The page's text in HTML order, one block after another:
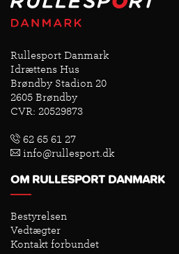
Rullesport Danmark
Idrættens Hus
Brøndby Stadion 20
2605 Brøndby
CVR: 20529873
62 65 61 27
info@rullesport.dk
OM RULLESPORT DANMARK
Bestyrelsen
Vedtægter
Kontakt forbundet